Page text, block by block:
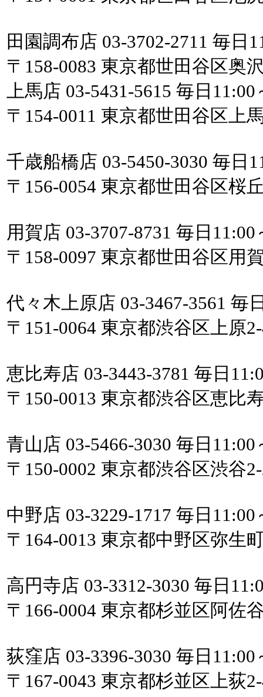
田園調布店 03-3702-2711 毎日
〒158-0083 東京都世田谷区奥
上馬店 03-5431-5615 毎日11:00
〒154-0011 東京都世田谷区上
千歳船橋店 03-5450-3030 毎日
〒156-0054 東京都世田谷区桜
用賀店 03-3707-8731 毎日11:00
〒158-0097 東京都世田谷区用
代々木上原店 03-3467-3561 毎
〒151-0064 東京都渋谷区上原
恵比寿店 03-3443-3781 毎日
〒150-0013 東京都渋谷区恵比
青山店 03-5466-3030 毎日11:00
〒150-0002 東京都渋谷区渋谷
中野店 03-3229-1717 毎日11:00
〒164-0013 東京都中野区弥生
高円寺店 03-3312-3030 毎日
〒166-0004 東京都杉並区阿佐
荻窪店 03-3396-3030 毎日11:00
〒167-0043 東京都杉並区上荻